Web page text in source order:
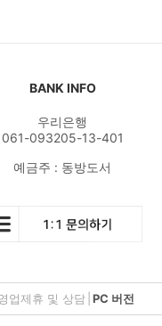
BANK INFO
우리은행
061-093205-13-401
예금주 : 동방도서
업제휴 및 상담 PC 버전